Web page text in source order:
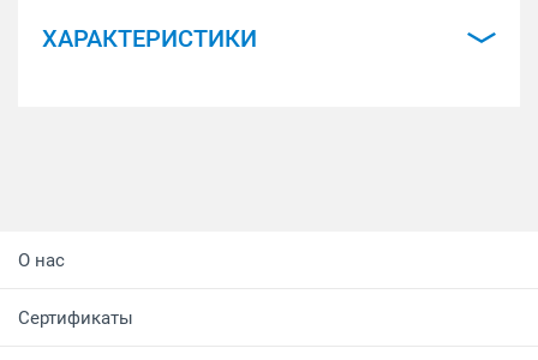
ХАРАКТЕРИСТИКИ
О нас
Сертификаты